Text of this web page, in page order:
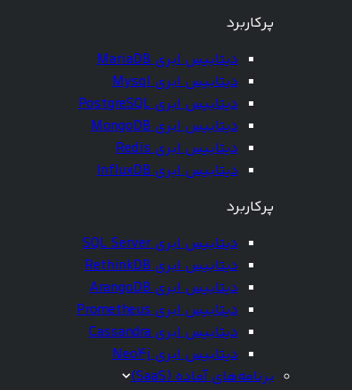
پرکاربرد
دیتابیس ابری MariaDB
دیتابیس ابری Mysql
دیتابیس ابری PostgreSQL
دیتابیس ابری MongoDB
دیتابیس ابری Redis
دیتابیس ابری InfluxDB
پرکاربرد
دیتابیس ابری SQL Server
دیتابیس ابری RethinkDB
دیتابیس ابری ArangoDB
دیتابیس ابری Prometheus
دیتابیس ابری Cassandra
دیتابیس ابری Neo4j
برنامه‌های آماده (SaaS)